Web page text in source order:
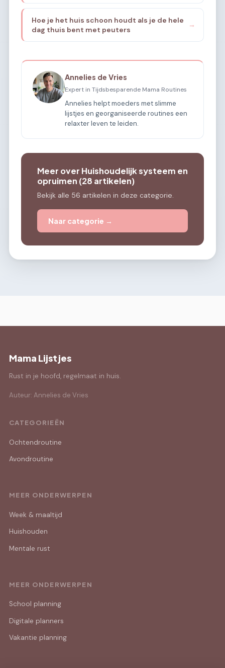
Hoe je het huis schoon houdt als je de hele
dag thuis bent met peuters
→
Annelies de Vries
Expert in Tijdsbesparende Mama Routines
Annelies helpt moeders met slimme
lijstjes en georganiseerde routines een
relaxter leven te leiden.
Meer over Huishoudelijk systeem en
opruimen (28 artikelen)
Bekijk alle 56 artikelen in deze categorie.
Naar categorie →
Mama Lijstjes
Rust in je hoofd, regelmaat in huis.
Auteur: Annelies de Vries
CATEGORIEËN
Ochtendroutine
Avondroutine
MEER ONDERWERPEN
Week & maaltijd
Huishouden
Mentale rust
MEER ONDERWERPEN
School planning
Digitale planners
Vakantie planning